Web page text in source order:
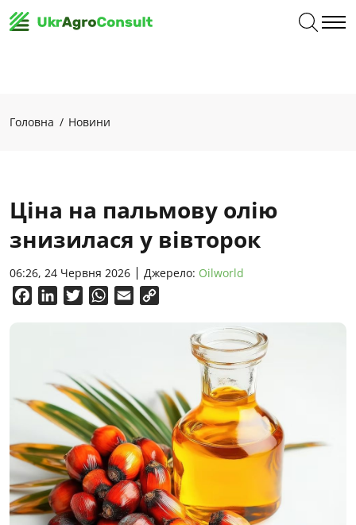
Головна Новини
Ціна на пальмову олію
знизилася у вівторок
06:26, 24 Червня 2026 Джерело: Oilworld
FacebookLinkedInTwitterWhatsApp
Email